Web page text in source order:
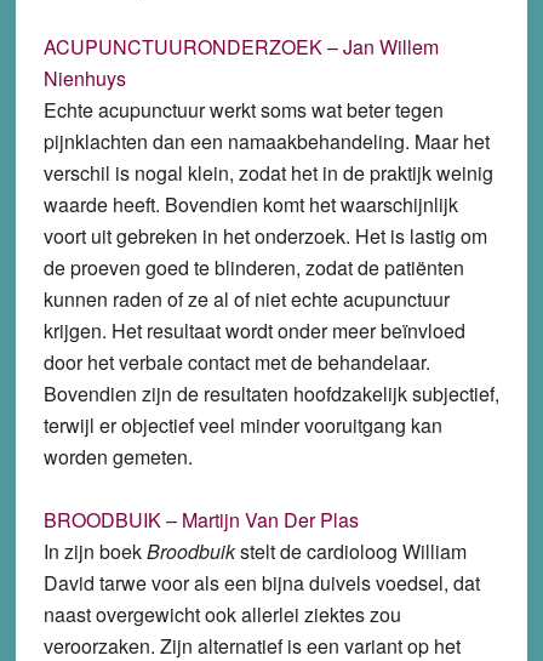
ACUPUNCTUURONDERZOEK – Jan Willem
Nienhuys
Echte acupunctuur werkt soms wat beter tegen
pijnklachten dan een namaakbehandeling. Maar het
verschil is nogal klein, zodat het in de praktijk weinig
waarde heeft. Bovendien komt het waarschijnlijk
voort uit gebreken in het onderzoek. Het is lastig om
de proeven goed te blinderen, zodat de patiënten
kunnen raden of ze al of niet echte acupunctuur
krijgen. Het resultaat wordt onder meer beïnvloed
door het verbale contact met de behandelaar.
Bovendien zijn de resultaten hoofdzakelijk subjectief,
terwijl er objectief veel minder vooruitgang kan
worden gemeten.
BROODBUIK – Martijn Van Der Plas
In zijn boekBroodbuikstelt de cardioloog William
David tarwe voor als een bijna duivels voedsel, dat
naast overgewicht ook allerlei ziektes zou
veroorzaken. Zijn alternatief is een variant op het